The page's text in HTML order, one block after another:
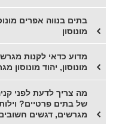
בתים בנווה אפרים
מונוסון
מדוע כדאי לקנות
מונוסון, יהוד מונוסון
מה צריך לדעת לפני
של בתים פרטיים?
מגרשים, דגשים